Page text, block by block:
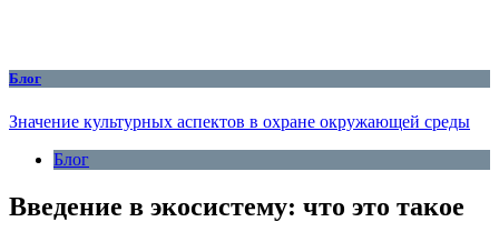
Блог
Значение культурных аспектов в охране окружающей среды
Блог
Введение в экосистему: что это такое